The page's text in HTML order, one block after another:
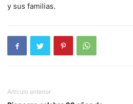
y sus familias.
Artículo anterior